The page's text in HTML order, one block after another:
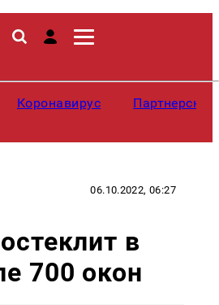
Коронавирус
06.10.2022, 06:27
в
700 окон